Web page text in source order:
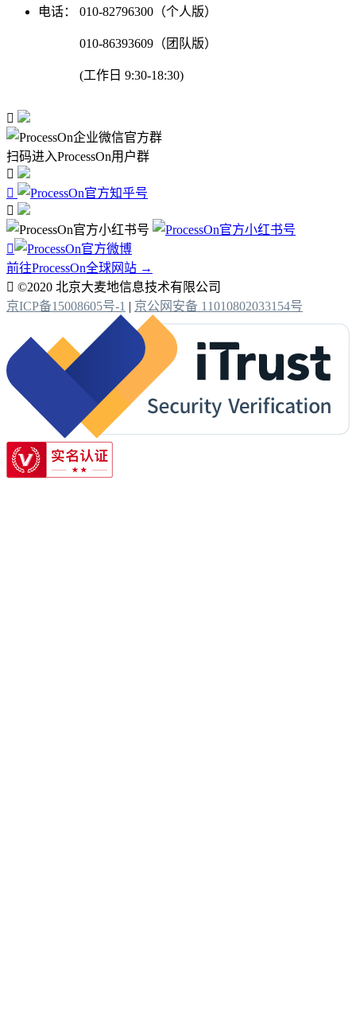
电话：
010-82796300（个人版）
010-86393609（团队版）
(工作日 9:30-18:30)

扫码进入ProcessOn用户群




前往ProcessOn全球网站 →
 ©2020 北京大麦地信息技术有限公司
京ICP备15008605号-1 | 京公网安备 11010802033154号